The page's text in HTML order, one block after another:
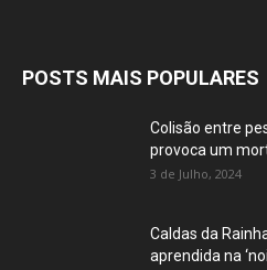
POSTS MAIS POPULARES
Colisão entre
provoca um
3 de Julho, 2024
Caldas da
aprendida na